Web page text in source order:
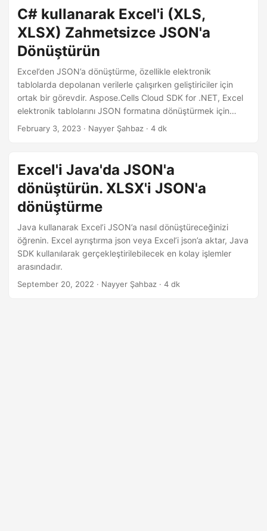
C# kullanarak Excel'i (XLS,
XLSX) Zahmetsizce JSON'a
Dönüştürün
Excel’den JSON’a dönüştürme, özellikle elektronik
tablolarda depolanan verilerle çalışırken geliştiriciler için
ortak bir görevdir. Aspose.Cells Cloud SDK for .NET, Excel
elektronik tablolarını JSON formatına dönüştürmek için
kullanımı kolay bir çözüm sunar. Bu bulut tabanlı API ile
hızlarının keyfini çıkarabilir. Aspose.Cells Cloud SDK for
.NET, ister tek bir elektronik tabloyu ister birden çok
elektronik tabloyu aynı anda dönüştürmeniz gereksin, tüm
Excel’den JSON’a dönüştürme ihtiyaçlarınız için güvenilir ve
verimli bir çözüm sunar.
February 3, 2023 · Nayyer Şahbaz · 4 dk
Excel'i Java'da JSON'a
dönüştürün. XLSX'i JSON'a
dönüştürme
Java kullanarak Excel’i JSON’a nasıl dönüştüreceğinizi
öğrenin. Excel ayrıştırma json veya Excel’i json’a aktar, Java
SDK kullanılarak gerçekleştirilebilecek en kolay işlemler
arasındadır.
September 20, 2022 · Nayyer Şahbaz · 4 dk